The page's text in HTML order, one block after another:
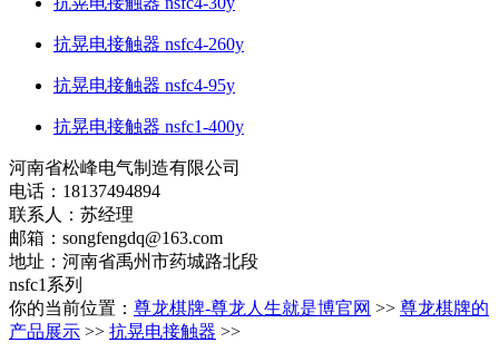
抗晃电接触器 nsfc4-260y
抗晃电接触器 nsfc4-95y
抗晃电接触器 nsfc1-400y
河南省松峰电气制造有限公司
电话：18137494894
联系人：苏经理
邮箱： songfengdq@163.com
地址：河南省禹州市药城路北段
nsfc1系列
你的当前位置： 尊龙棋牌-尊龙人生就是博官网 >> 尊龙棋牌的
产品展示 >> 抗晃电接触器 >>